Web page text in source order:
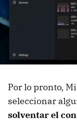
Por lo pronto,
seleccionar
solventar el